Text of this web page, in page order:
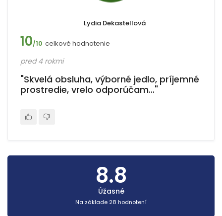
Lydia Dekastellová
10/10 celkové hodnotenie
pred 4 rokmi
"Skvelá obsluha, výborné jedlo, príjemné
prostredie, vrelo odporúčam…"
8.8
Úžasné
Na základe 28 hodnotení